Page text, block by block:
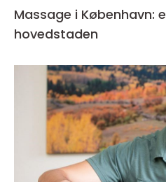
Massage i København:
hovedstaden